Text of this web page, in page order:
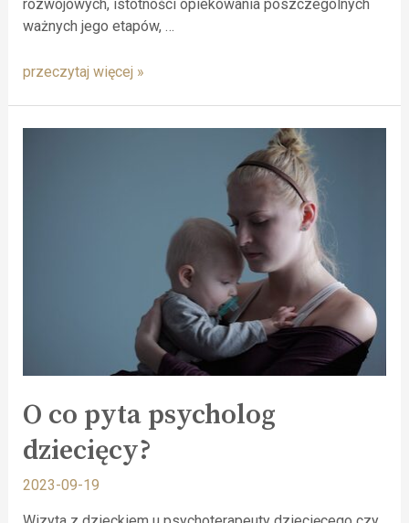
rozwojowych, istotności opiekowania poszczególnych
ważnych jego etapów, …
przeczytaj więcej »
O co pyta psycholog
dziecięcy?
2023-09-19